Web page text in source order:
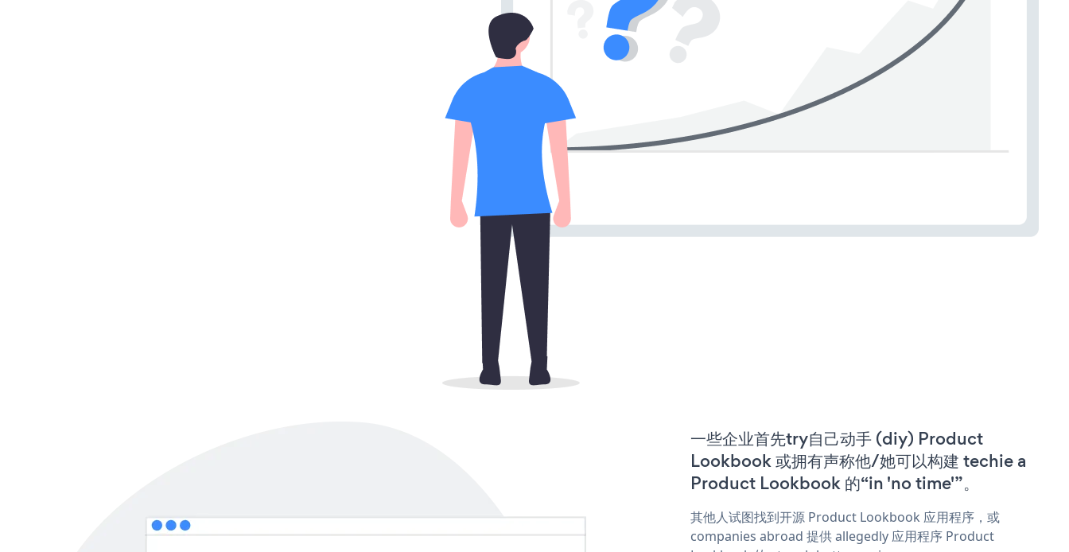
一些企业首先try自己动手 (diy) Product
Lookbook 或拥有声称他/她可以构建 techie a
Product Lookbook 的“in 'no time'”。
其他人试图找到开源 Product Lookbook 应用程序，或
companies abroad 提供 allegedly 应用程序 Product